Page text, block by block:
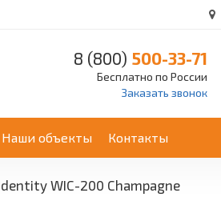
8 (800) 500-33-71
Бесплатно по России
Заказать звонок
Наши объекты Контакты
WIC-200 Champagne